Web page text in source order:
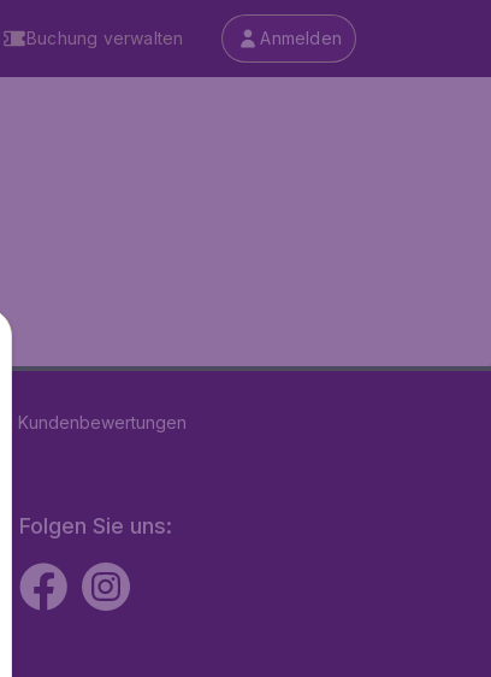
Buchung verwalten Anmelden
Kundenbewertungen
Folgen Sie uns: